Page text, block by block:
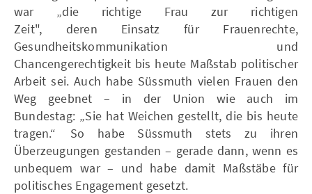
war „die richtige Frau zur richtigen
Zeit", deren Einsatz für Frauenrechte,
Gesundheitskommunikation und
Chancengerechtigkeit bis heute Maßstab politischer
Arbeit sei. Auch habe Süssmuth vielen Frauen den
Weg geebnet – in der Union wie auch im
Bundestag: „Sie hat Weichen gestellt, die bis heute
tragen.“ So habe Süssmuth stets zu ihren
Überzeugungen gestanden – gerade dann, wenn es
unbequem war – und habe damit Maßstäbe für
politisches Engagement gesetzt.